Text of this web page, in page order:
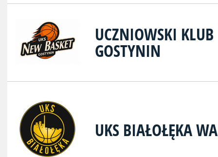
UCZNIOWSKI
GOSTYNIN
UKS BIAŁOŁĘKA